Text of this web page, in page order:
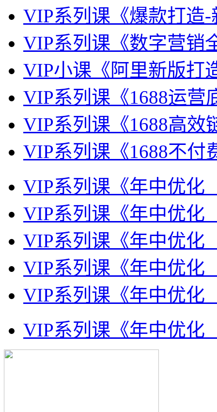
VIP系列课《爆款打造
VIP系列课《数字营销
VIP小课《阿里新版打
VIP系列课《1688运营
VIP系列课《1688高效
VIP系列课《1688不付
VIP系列课《年中优化
VIP系列课《年中优化
VIP系列课《年中优化
VIP系列课《年中优化
VIP系列课《年中优化
VIP系列课《年中优化